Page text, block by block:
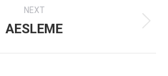
NEXT
Next
AESLEME